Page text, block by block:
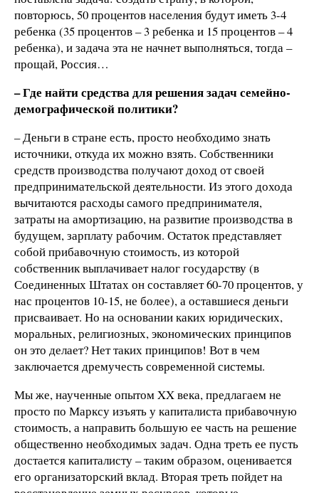
повторюсь, 50 процентов населения будут иметь 3-4
ребенка (35 процентов – 3 ребенка и 15 процентов – 4
ребенка), и задача эта не начнет выполняться, тогда –
прощай, Россия…
– Где найти средства для решения задач семейно-
демографической политики?
– Деньги в стране есть, просто необходимо знать
источники, откуда их можно взять. Собственники
средств производства получают доход от своей
предпринимательской деятельности. Из этого дохода
вычитаются расходы самого предпринимателя,
затраты на амортизацию, на развитие производства в
будущем, зарплату рабочим. Остаток представляет
собой прибавочную стоимость, из которой
собственник выплачивает налог государству (в
Соединенных Штатах он составляет 60-70 процентов, у
нас процентов 10-15, не более), а оставшиеся деньги
присваивает. Но на основании каких юридических,
моральных, религиозных, экономических принципов
он это делает? Нет таких принципов! Вот в чем
заключается дремучесть современной системы.
Мы же, наученные опытом XX века, предлагаем не
просто по Марксу изъять у капиталиста прибавочную
стоимость, а направить большую ее часть на решение
общественно необходимых задач. Одна треть ее пусть
достается капиталисту – таким образом, оценивается
его организаторский вклад. Вторая треть пойдет на